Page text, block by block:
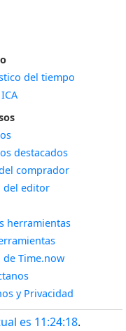
del tiempo
destacados
comprador
del editor
herramientas
de Time.now
y Privacidad
es 11:24:19.